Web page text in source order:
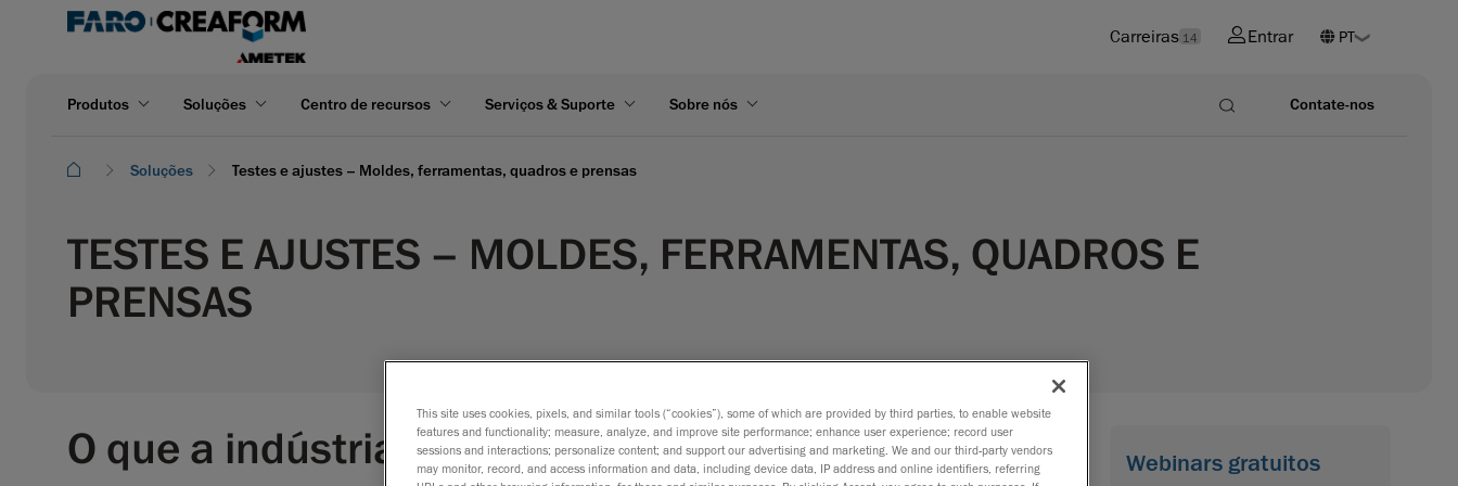
Carreiras 14 Entrar
Produtos Soluções Centro de recursos Serviços & Suporte Sobre nós Contate-nos
Soluções Testes e ajustes – Moldes, ferramentas, quadros e prensas
TESTES E AJUSTES – MOLDES, FERRAMENTAS, QUADROS E
PRENSAS
O que a indústria precisa Webinars gratuitos
This site uses cookies, pixels, and similar tools (“cookies”), some of which are provided by third parties, to enable website
features and functionality; measure, analyze, and improve site performance; enhance user experience; record user
sessions and interactions; personalize content; and support our advertising and marketing. We and our third-party vendors
may monitor, record, and access information and data, including device data, IP address and online identifiers, referring